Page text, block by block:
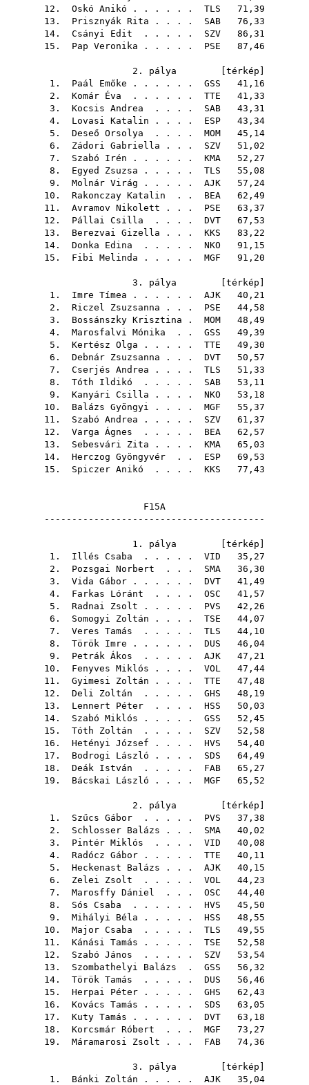
12. Oskó Anikó . . . . . . TLS 71,39
13. Prisznyák Rita . . . . SAB 76,33
14. Csányi Edit . . . . . SZV 86,31
15. Pap Veronika . . . . . PSE 87,46
2. pálya [ térkép
1. Paál Emőke . . . . . . GSS 41,16
2. Komár Éva . . . . . . TTE 41,33
3. Kocsis Andrea . . . . SAB 43,31
4. Lovasi Katalin . . . . ESP 43,34
5. Deseő Orsolya . . . . MOM 45,14
6. Zádori Gabriella . . . SZV 51,02
7. Szabó Irén . . . . . . KMA 52,27
8. Egyed Zsuzsa . . . . . TLS 55,08
9. Molnár Virág . . . . . AJK 57,24
10. Rakonczay Katalin . . BEA 62,49
11. Avramov Nikolett . . . PSE 63,37
12. Pállai Csilla . . . . DVT 67,53
13. Berezvai Gizella . . . KKS 83,22
14. Donka Edina . . . . . NKO 91,15
15. Fibi Melinda . . . . . MGF 91,20
3. pálya [ térkép
1. Imre Tímea . . . . . . AJK 40,21
2. Riczel Zsuzsanna . . . PSE 44,58
3. Bossánszky Krisztina . MOM 48,49
4. Marosfalvi Mónika . . GSS 49,39
5. Kertész Olga . . . . . TTE 49,30
6. Debnár Zsuzsanna . . . DVT 50,57
7. Cserjés Andrea . . . . TLS 51,33
8. Tóth Ildikó . . . . . SAB 53,11
9. Kanyári Csilla . . . . NKO 53,18
10. Balázs Gyöngyi . . . . MGF 55,37
11. Szabó Andrea . . . . . SZV 61,37
12. Varga Ágnes . . . . . BEA 62,57
13. Sebesvári Zita . . . . KMA 65,03
14. Herczog Gyöngyvér . . ESP 69,53
15. Spiczer Anikó . . . . KKS 77,43
F15A
----------------------------------------
1. pálya [ térkép
1. Illés Csaba . . . . . VID 35,27
2. Pozsgai Norbert . . . SMA 36,30
3. Vida Gábor . . . . . . DVT 41,49
4. Farkas Lóránt . . . . OSC 41,57
5. Radnai Zsolt . . . . . PVS 42,26
6. Somogyi Zoltán . . . . TSE 44,07
7. Veres Tamás . . . . . TLS 44,10
8. Török Imre . . . . . . DUS 46,04
9. Petrák Ákos . . . . . AJK 47,21
10. Fenyves Miklós . . . . VOL 47,44
11. Gyimesi Zoltán . . . . TTE 47,48
12. Deli Zoltán . . . . . GHS 48,19
13. Lennert Péter . . . . HSS 50,03
14. Szabó Miklós . . . . . GSS 52,45
15. Tóth Zoltán . . . . . SZV 52,58
16. Hetényi József . . . . HVS 54,40
17. Bodrogi László . . . . SDS 64,49
18. Deák István . . . . . FAB 65,27
19. Bácskai László . . . . MGF 65,52
2. pálya [ térkép
1. Szűcs Gábor . . . . . PVS 37,38
2. Schlosser Balázs . . . SMA 40,02
3. Pintér Miklós . . . . VID 40,08
4. Radócz Gábor . . . . . TTE 40,11
5. Heckenast Balázs . . . AJK 40,15
6. Zelei Zsolt . . . . . VOL 44,23
7. Marosffy Dániel . . . OSC 44,40
8. Sós Csaba . . . . . . HVS 45,50
9. Mihályi Béla . . . . . HSS 48,55
10. Major Csaba . . . . . TLS 49,55
11. Kánási Tamás . . . . . TSE 52,58
12. Szabó János . . . . . SZV 53,54
13. Szombathelyi Balázs . GSS 56,32
14. Török Tamás . . . . . DUS 56,46
15. Herpai Péter . . . . . GHS 62,43
16. Kovács Tamás . . . . . SDS 63,05
17. Kuty Tamás . . . . . . DVT 63,18
18. Korcsmár Róbert . . . MGF 73,27
19. Máramarosi Zsolt . . . FAB 74,36
3. pálya [ térkép
1. Bánki Zoltán . . . . . AJK 35,04